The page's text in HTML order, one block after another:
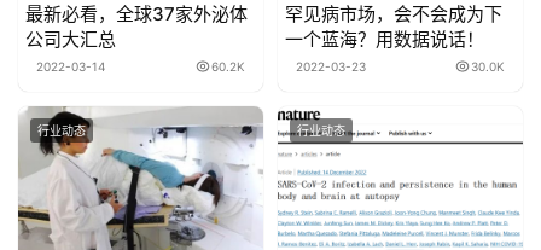
最新必看，全球37家外泌体
公司大汇总
2022-03-14 60.2K
罕见病市场，会不会成为下
一个蓝海？用数据说话！
2022-03-23 30.0K
行业动态 行业动态